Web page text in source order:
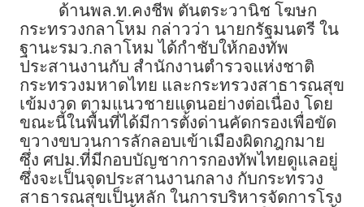
ด้านพล.ท.คงชีพ ตันตระวานิช โฆษก
กระทรวงกลาโหม กล่าวว่า นายกรัฐมนตรี ใน
ฐานะรมว.กลาโหม ได้กำชับให้กองทัพ
ประสานงานกับ สำนักงานตำรวจแห่งชาติ
กระทรวงมหาดไทย และกระทรวงสาธารณสุข
เข้มงวด ตามแนวชายแดนอย่างต่อเนื่อง โดย
ขณะนี้ในพื้นที่ได้มีการตั้งด่านคัดกรองเพื่อขัด
ขวางขบวนการลักลอบเข้าเมืองผิดกฎกมาย
ซึ่ง ศปม.ที่มีกอบบัญชาการกองทัพไทยดูแลอยู่
ซึ่งจะเป็นจุดประสานงานกลาง กับกระทรวง
สาธารณสุขเป็นหลัก ในการบริหารจัดการโรง